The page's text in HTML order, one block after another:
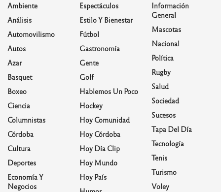
Ambiente
Análisis
Automovilismo
Autos
Azar
Basquet
Boxeo
Ciencia
Columnistas
Córdoba
Cultura
Deportes
Economía Y
Negocios
Espectáculos
Estilo Y Bienestar
Fútbol
Gastronomía
Gente
Golf
Hablemos Un Poco
Hockey
Hoy Comunidad
Hoy Córdoba
Hoy Día Clip
Hoy Mundo
Hoy País
Información
General
Mascotas
Nacional
Política
Rugby
Salud
Sociedad
Sucesos
Tapa Del Día
Tecnología
Tenis
Turismo
Voley